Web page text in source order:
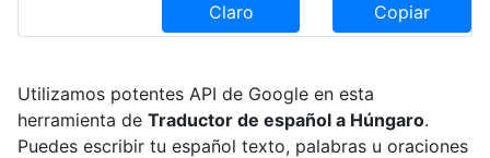
Claro Copiar
Utilizamos potentes API de Google en esta
herramienta de Traductor de español a Húngaro.
Puedes escribir tu español texto, palabras u oraciones